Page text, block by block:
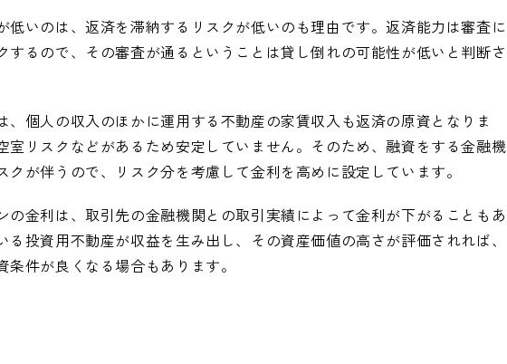
低いのは、返済を滞納するリスクが低いのも理由です。返済能力は審査に
するので、その審査が通るということは貸し倒れの可能性が低いと判断さ
、個人の収入のほかに運用する不動産の家賃収入も返済の原資となりま
室リスクなどがあるため安定していません。そのため、融資をする金融機
クが伴うので、リスク分を考慮して金利を高めに設定しています。
の金利は、取引先の金融機関との取引実績によって金利が下がることもあ
る投資用不動産が収益を生み出し、その資産価値の高さが評価されれば、
件が良くなる場合もあります。